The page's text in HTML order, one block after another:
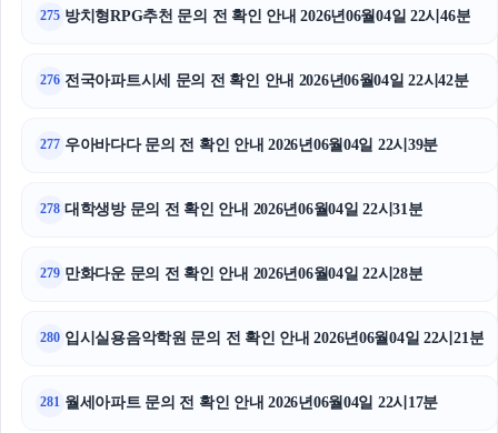
동탄임플란트
275 방치형RPG추천 문의 전 확인 안내 2026년06월04일 22시46분
276 전국아파트시세 문의 전 확인 안내 2026년06월04일 22시42분
277 우아바다다 문의 전 확인 안내 2026년06월04일 22시39분
278 대학생방 문의 전 확인 안내 2026년06월04일 22시31분
279 만화다운 문의 전 확인 안내 2026년06월04일 22시28분
280 입시실용음악학원 문의 전 확인 안내 2026년06월04일 22시21분
281 월세아파트 문의 전 확인 안내 2026년06월04일 22시17분